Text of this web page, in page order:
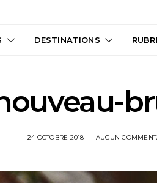
DESTINATIONS
24 OCTOBRE 2018 AUCUN